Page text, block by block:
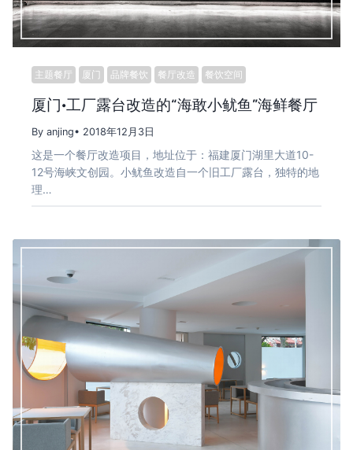
主题餐厅 厦门 品牌餐饮 餐厅改造 餐饮空间
厦门·工厂露台改造的“海敢小鱿鱼”海鲜餐厅
By anjing• 2018年12月3日
这是一个餐厅改造项目，地址位于：福建厦门湖里大道10-
12号海峡文创园。小鱿鱼改造自一个旧工厂露台，独特的地
理…